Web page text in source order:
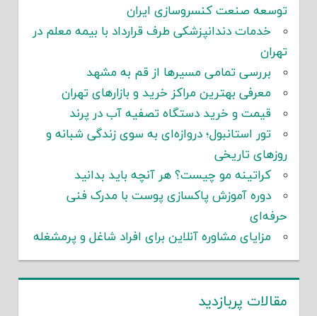
توسعه صنعت کنسروسازی ایران
خدمات دندانپزشکی طرف قرارداد با بیمه معلم در
تهران
بررسی تمامی مسیرها از قم به مشهد
معرفی بهترین مراکز خرید و بازارهای تهران
قیمت و خرید دستگاه تصفیه آب در پرند
تور استانبول؛ دروازه‌ای به سوی زندگی شبانه و
روزهای تاریخی
کراتینه مو چیست؟ هر آنچه باید بدانید
دوره آموزش پاکسازی پوست با مدرک فنی
حرفه‌ای
مزایای مشاوره آنلاین برای افراد شاغل و پرمشغله
مقالات پربازدید